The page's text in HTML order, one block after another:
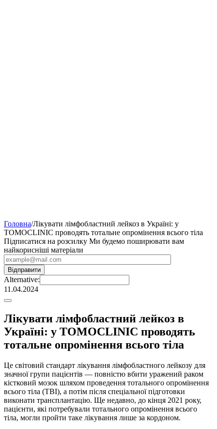
Головна/Лікувати лімфобластний лейкоз в Україні: у
TOMOCLINIC проводять тотальне опромінення всього тіла
Підписатися на розсилку Ми будемо поширювати вам
найкорисніші матеріали
Alternative:
11.04.2024
Лікувати лімфобластний лейкоз в
Україні: у TOMOCLINIC проводять
тотальне опромінення всього тіла
Це світовий стандарт лікування лімфобластного лейкозу для
значної групи пацієнтів — повністю вбити уражений раком
кістковий мозок шляхом проведення тотального опромінення
всього тіла (TBI), а потім після спеціальної підготовки
виконати трансплантацію. Ще недавно, до кінця 2021 року,
пацієнти, які потребували тотального опромінення всього
тіла, могли пройти таке лікування лише за кордоном.